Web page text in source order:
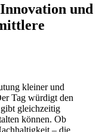
und
kleiner und
Tag würdigt den
gleichzeitig
können. Ob
– die